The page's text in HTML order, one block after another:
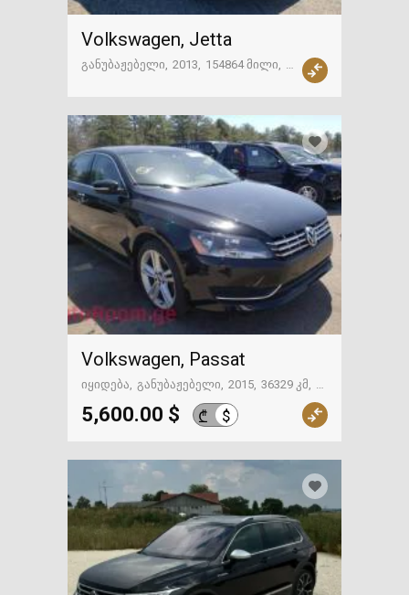
Volkswagen, Jetta
განუბაჟებელი 2013
154864 მილი
Volkswagen, Passat
იყიდება განუბაჟებელი 2015 36329 კმ
5,600.00 $ ₾ $